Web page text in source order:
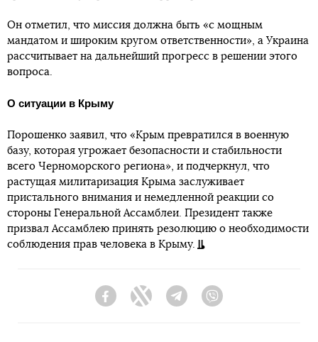
Он отметил, что миссия должна быть «с мощным
мандатом и широким кругом ответственности», а Украина
рассчитывает на дальнейший прогресс в решении этого
вопроса.
О ситуации в Крыму
Порошенко заявил, что «Крым превратился в военную
базу, которая угрожает безопасности и стабильности
всего Черноморского региона», и подчеркнул, что
растущая милитаризация Крыма заслуживает
пристального внимания и немедленной реакции со
стороны Генеральной Ассамблеи. Президент также
призвал Ассамблею принять резолюцию о необходимости
соблюдения прав человека в Крыму.
FacebookTwitter Telegram